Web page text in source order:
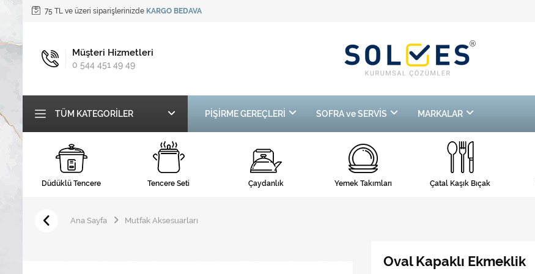
75 TL ve üzeri siparişlerinizde KARGO BEDAVA
Müşteri Hizmetleri
0 544 451 49 49
TÜM KATEGORILER PİŞİRME GEREÇLERİ SOFRA ve SERVİS MARKALAR
Düdüklü Tencere Tencere Seti Çaydanlık Yemek Takımları Çatal Kaşık Bıçak
Ana Sayfa Mutfak Aksesuarları
Oval Kapaklı Ekmeklik